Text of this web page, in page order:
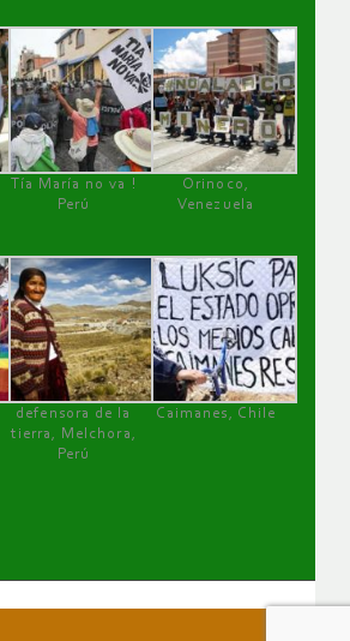
Tía María no va !
Perú
Orinoco,
Venezuela
defensora de la
tierra, Melchora,
Perú
Caimanes, Chile